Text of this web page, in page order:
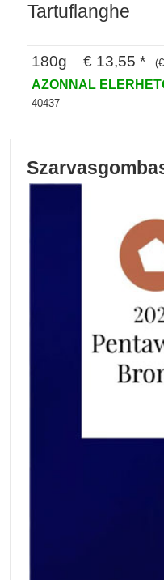
Tartuflanghe
180g € 13,55 *
AZONNAL
40437